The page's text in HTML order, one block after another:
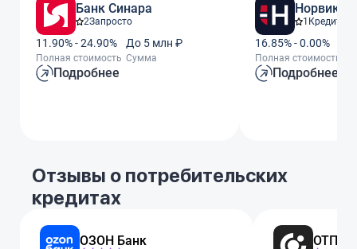
Банк Синара
2Запросто
11.90% - 24.90%
Полная стоимость
До 5 млн ₽
Сумма
Подробнее
Норвик
1 Кредит
16.85% - 0.00%
Полная стоимость
Подробнее
Отзывы о потребительских
кредитах
ОЗОН Банк ОТП